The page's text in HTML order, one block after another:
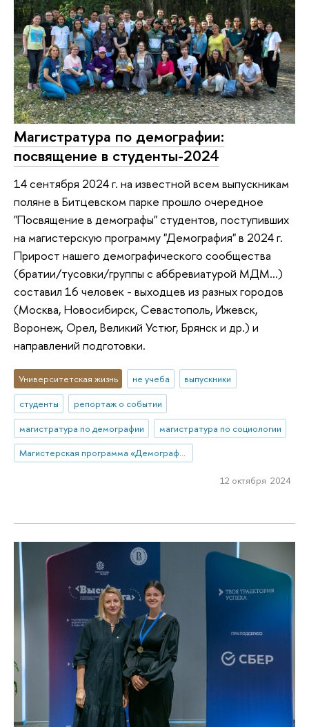
Магистратура по демографии:
посвящение в студенты-2024
14 сентября 2024 г. на известной всем выпускникам
поляне в Битцевском парке прошло очередное
"Посвящение в демографы" студентов, поступивших
на магистерскую программу "Демография" в 2024 г.
Прирост нашего демографического сообщества
(братии/тусовки/группы с аббревиатурой МДМ…)
составил 16 человек - выходцев из разных городов
(Москва, Новосибирск, Севастополь, Ижевск,
Воронеж, Орел, Великий Устюг, Брянск и др.) и
направлений подготовки.
Университетская жизнь не учеба
выпускники
студенты
репортаж о событии
магистратура по демографии
магистратура по социологии
Магистерская программа «Демография»
12 октября 2024